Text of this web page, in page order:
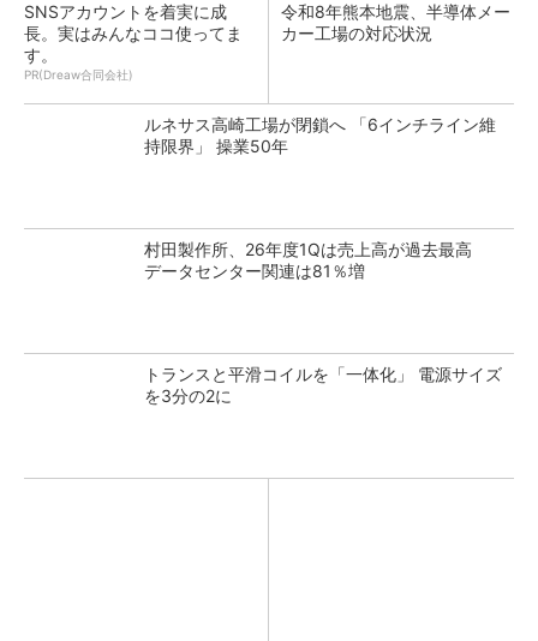
SNSアカウントを着実に成
長。実はみんなココ使ってま
す。
PR(Dreaw合同会社)
令和8年熊本地震、半導体メー
カー工場の対応状況
ルネサス高崎工場が閉鎖へ 「6インチライン維
持限界」 操業50年
村田製作所、26年度1Qは売上高が過去最高
データセンター関連は81％増
トランスと平滑コイルを「一体化」 電源サイズ
を3分の2に